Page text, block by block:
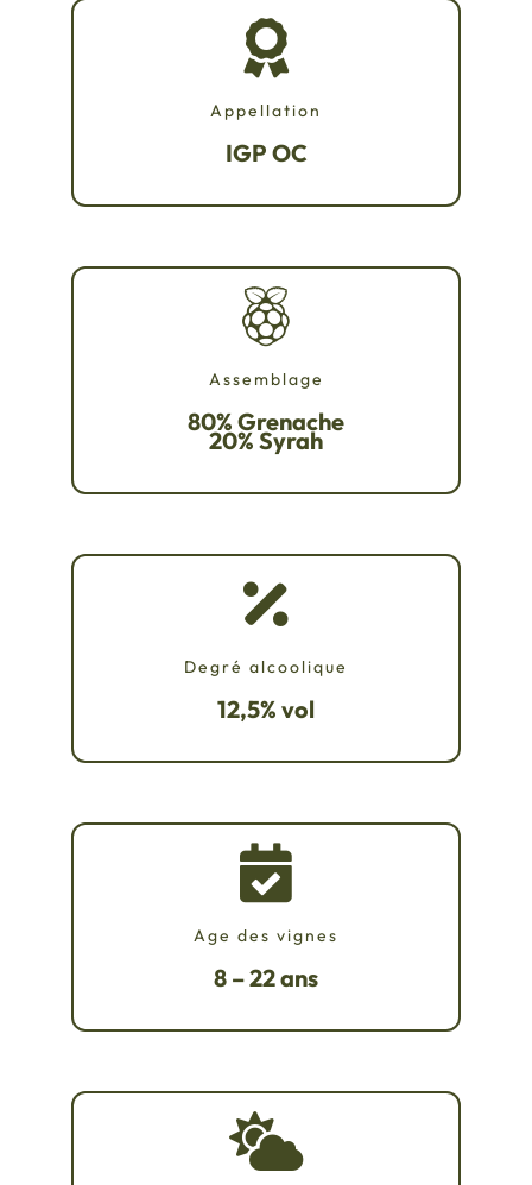
Appellation
IGP OC
Assemblage
80% Grenache
20% Syrah
Degré alcoolique
12,5% vol
Age des vignes
8 – 22 ans